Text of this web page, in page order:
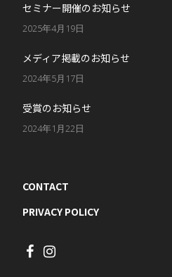
セミナー開催のお知らせ
2025年4月19日
メディア掲載のお知らせ
2024年5月17日
受賞のお知らせ
2024年1月22日
CONTACT
PRIVACY POLICY